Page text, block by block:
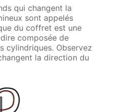
qui changent la
sont appelés
du coffret est une
composée de
cylindriques. Observez
la direction du